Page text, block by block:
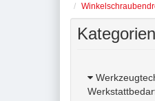
Kategorien